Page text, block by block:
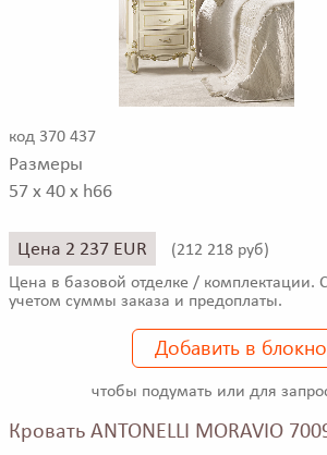
код 370 437
Размеры
57 x 40 x h66
Цена 2 237 EUR (212 218 руб)
Цена в базовой отделке /
учетом суммы заказа и предоплаты.
Добавить в
чтобы подумать или для
Кровать ANTONELLI MORAVIO